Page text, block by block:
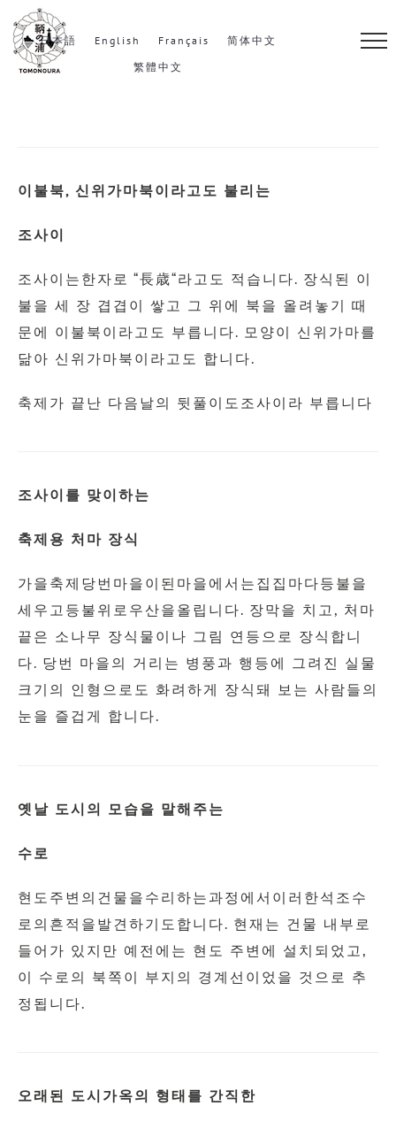
이불북, 신위가마북이라고도 불리는
조사이
조사이는한자로 “長歳“라고도 적습니다. 장식된 이
불을 세 장 겹겹이 쌓고 그 위에 북을 올려놓기 때
문에 이불북이라고도 부릅니다. 모양이 신위가마를
닮아 신위가마북이라고도 합니다.
축제가 끝난 다음날의 뒷풀이도조사이라 부릅니다
조사이를 맞이하는
축제용 처마 장식
가을축제당번마을이된마을에서는집집마다등불을
세우고등불위로우산을올립니다. 장막을 치고 , 처마
끝은 소나무 장식물이나 그림 연등으로 장식합니
다. 당번 마을의 거리는 병풍과 행등에 그려진 실물
크기의 인형으로도 화려하게 장식돼 보는 사람들의
눈을 즐겁게 합니다.
옛날 도시의 모습을 말해주는
수로
현도주변의건물을수리하는과정에서이러한석조수
로의흔적을발견하기도합니다. 현재는 건물 내부로
들어가 있지만 예전에는 현도 주변에 설치되었고 ,
이 수로의 북쪽이 부지의 경계선이었을 것으로 추
정됩니다.
오래된 도시가옥의 형태를 간직한
日本語 English Français
简体中文
繁體中文